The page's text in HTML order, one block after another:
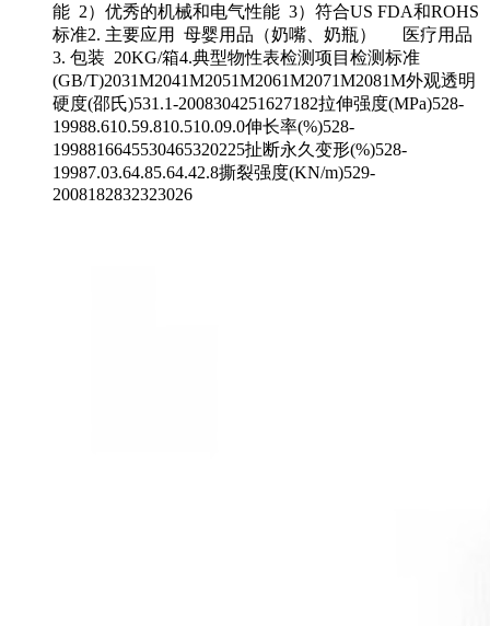
能 2）优秀的机械和电气性能 3）符合US FDA和ROHS
标准2. 主要应用 母婴用品（奶嘴、奶瓶） 医疗用品
3. 包装 20KG/箱4.典型物性表检测项目检测标准
(GB/T)2031M2041M2051M2061M2071M2081M外观透明
硬度(邵氏)531.1-2008304251627182拉伸强度(MPa)528-
19988.610.59.810.510.09.0伸长率(%)528-
1998816645530465320225扯断永久变形(%)528-
19987.03.64.85.64.42.8撕裂强度(KN/m)529-
2008182832323026